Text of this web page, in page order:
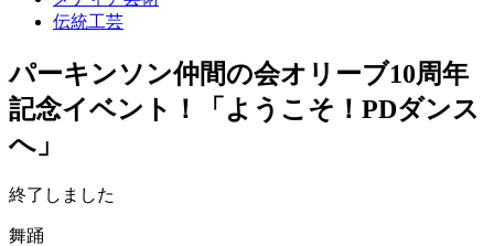
伝統工芸
パーキンソン仲間の会オリーブ10周年
記念イベント！「ようこそ！PDダンス
へ」
終了しました
舞踊